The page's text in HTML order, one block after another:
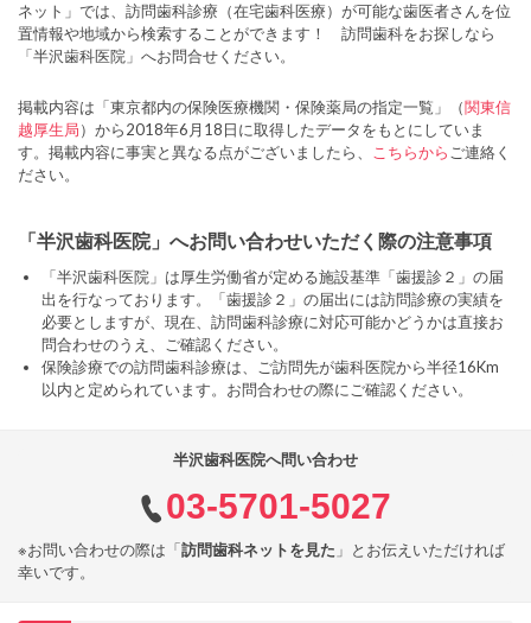
ネット」では、訪問歯科診療（在宅歯科医療）が可能な歯医者さんを位
置情報や地域から検索することができます！ 訪問歯科をお探しなら
「半沢歯科医院」へお問合せください。
掲載内容は「東京都内の保険医療機関・保険薬局の指定一覧」（関東信
越厚生局）から2018年6月18日に取得したデータをもとにしていま
す。掲載内容に事実と異なる点がございましたら、
こちらから ご連絡く
ださい。
「半沢歯科医院」へお問い合わせいただく際の注意事項
「半沢歯科医院」は厚生労働省が定める施設基準「歯援診２」の届
出を行なっております。「歯援診２」の届出には訪問診療の実績を
必要としますが、現在、訪問歯科診療に対応可能かどうかは直接お
問合わせのうえ、ご確認ください。
保険診療での訪問歯科診療は、ご訪問先が歯科医院から半径16Km
以内と定められています。お問合わせの際にご確認ください。
半沢歯科医院へ問い合わせ
03-5701-5027
※お問い合わせの際は「訪問歯科ネットを見た 」とお伝えいただければ
幸いです。